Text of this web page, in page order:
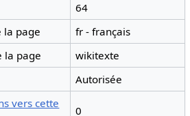
64
la page
fr - français
la page
wikitexte
Autorisée
vers cette
0